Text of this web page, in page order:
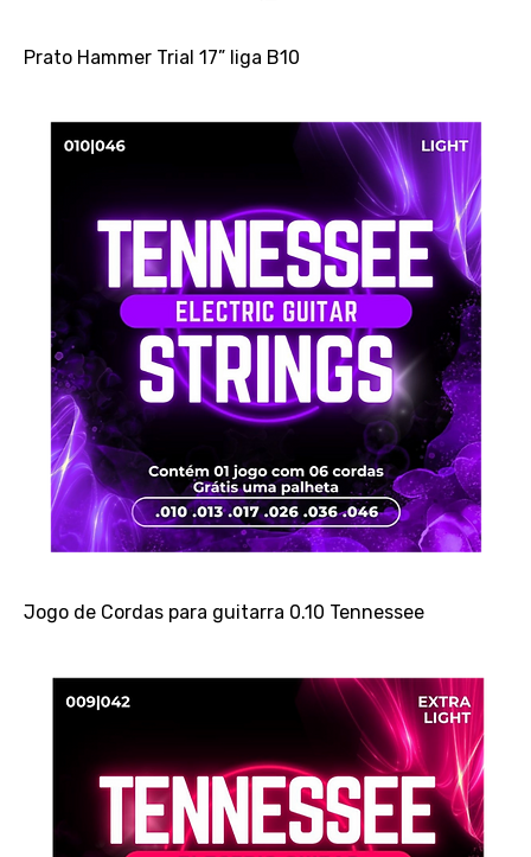
Prato Hammer Trial 17” liga B10
Jogo de Cordas para guitarra 0.10 Tennessee